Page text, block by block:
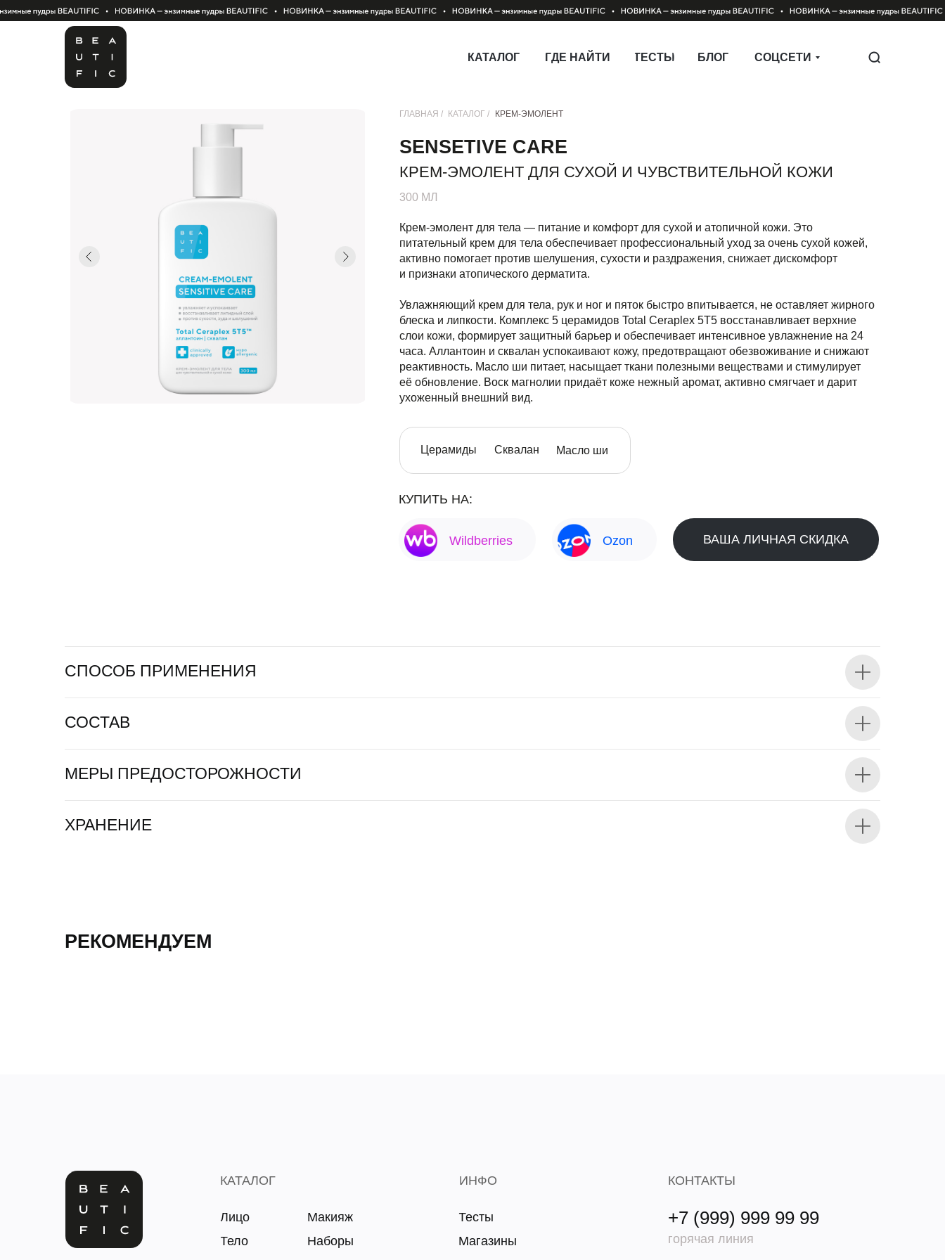
СОЦСЕТИ
ТЕСТЫ БЛОГ
ГДЕ НАЙТИ
КАТАЛОГ
КУПИТЬ НА:
Wildberries Оzon ВАША ЛИЧНАЯ СКИДКА
300 МЛ
Крем-эмолент для тела — питание и комфорт для сухой и атопичной кожи. Это
питательный крем для тела обеспечивает профессиональный уход за очень сухой кожей,
активно помогает против шелушения, сухости и раздражения, снижает дискомфорт
и признаки атопического дерматита.
Увлажняющий крем для тела, рук и ног и пяток быстро впитывается, не оставляет жирного
блеска и липкости. Комплекс 5 церамидов Total Ceraplex 5T5 восстанавливает верхние
слои кожи, формирует защитный барьер и обеспечивает интенсивное увлажнение на 24
часа. Аллантоин и сквалан успокаивают кожу, предотвращают обезвоживание и снижают
реактивность. Масло ши питает, насыщает ткани полезными веществами и стимулирует
её обновление. Воск магнолии придаёт коже нежный аромат, активно смягчает и дарит
ухоженный внешний вид.
Церамиды Масло ши
Сквалан
КРЕМ-ЭМОЛЕНТ ДЛЯ СУХОЙ И ЧУВСТВИТЕЛЬНОЙ КОЖИ
SENSETIVE CARE
ГЛАВНАЯ / КРЕМ-ЭМОЛЕНТ
КАТАЛОГ /
СПОСОБ ПРИМЕНЕНИЯ
СОСТАВ
МЕРЫ ПРЕДОСТОРОЖНОСТИ
ХРАНЕНИЕ
РЕКОМЕНДУЕМ
КОНТАКТЫ
ИНФО
КАТАЛОГ
Тесты
Магазины
Тело
Наборы
Макияж +7 (999) 999 99 99
горячая линия
Лицо